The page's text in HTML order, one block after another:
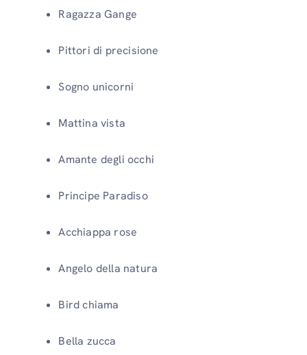
Ragazza Gange
Pittori di precisione
Sogno unicorni
Mattina vista
Amante degli occhi
Principe Paradiso
Acchiappa rose
Angelo della natura
Bird chiama
Bella zucca